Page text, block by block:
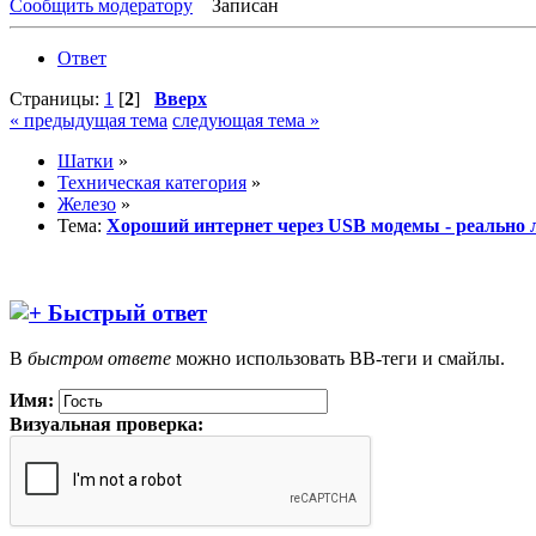
Сообщить модератору Записан
Ответ
Страницы: 1 [2] Вверх
« предыдущая тема следующая тема »
Шатки »
Техническая категория »
Железо »
Тема: Хороший интернет через USB модемы - реально
Быстрый ответ
В быстром ответе можно использовать BB-теги и смайлы.
Имя:
Визуальная проверка: